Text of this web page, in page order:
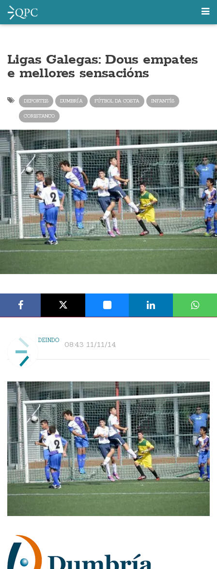
Ligas Galegas: Dous empates
e mellores sensacións
DEPORTES DUMBRÍA FÚTBOL DA COSTA INFANTÍS
CORISTANCO
DEINDO 08:43 11/11/14